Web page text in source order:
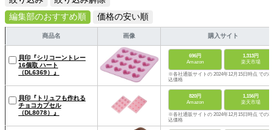
編集部のおすすめ順
価格の安い順
商品名 画像 購入サイト
貝印『シリコーントレー
16個取 ハート
（DL6369）』
696円
Amazon
1,313円
楽天市場
※各社通販サイトの 2024年12月15日時点 での税
込価格
貝印『トリュフも作れる
チョコカプセル
（DL8078）』
820円
Amazon
1,156円
楽天市場
※各社通販サイトの 2024年12月15日時点 での税
込価格